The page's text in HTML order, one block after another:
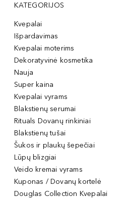
KATEGORIJOS
Kvepalai
Išpardavimas
Kvepalai moterims
Dekoratyvinė kosmetika
Nauja
Super kaina
Kvepalai vyrams
Blakstienų serumai
Rituals Dovanų rinkiniai
Blakstienų tušai
Šukos ir plaukų šepečiai
Lūpų blizgiai
Veido kremai vyrams
Kuponas / Dovanų kortelė
Douglas Collection Kvepalai